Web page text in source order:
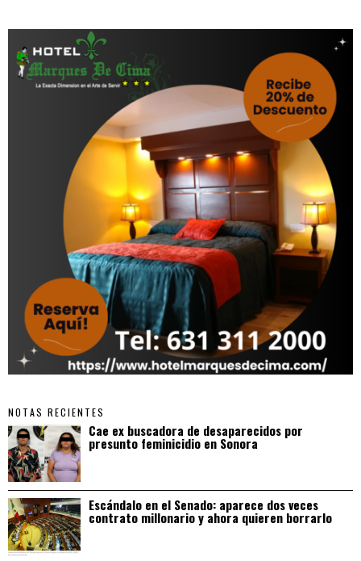
NOTAS RECIENTES
Cae ex buscadora de desaparecidos por
presunto feminicidio en Sonora
Escándalo en el Senado: aparece dos veces
contrato millonario y ahora quieren borrarlo